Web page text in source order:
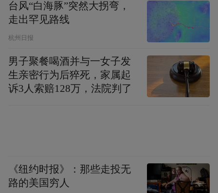
们摆脱对碳氢燃料的依赖。
到2021年，特斯
拉——当时全球最有价值的汽车制造商——
已经让世界上大多数主要汽车制造商感到恐
慌，引发了对内燃机可能过时的担忧。
但他对公司电动汽车业务的关注渐渐变少，
马斯克最近的兴趣将他带入了太空领域，然
台风“白海豚”突然大拐弯，
走出罕见路线
杭州日报
男子聚餐喝酒并与一女子发
生亲密行为后猝死，家属起
诉3人索赔128万，法院判了
《纽约时报》：那些走投无
路的美国穷人